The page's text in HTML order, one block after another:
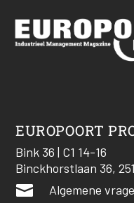
EUROPOORT
Bink 36 | C1 14-16
Binckhorstlaan 36,
 Algemene